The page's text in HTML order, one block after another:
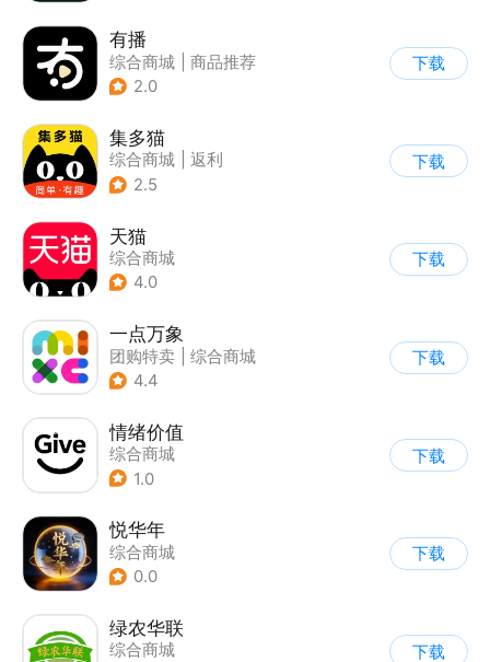
有播
综合商城
商品推荐
2.0
下载
集多猫
综合商城
返利
| 商品推荐
2.5
下载
天猫
综合商城
4.0
下载
一点万象
团购特卖
综合商城
4.4
下载
情绪价值
综合商城
1.0
下载
悦华年
综合商城
0.0
下载
绿农华联
综合商城
下载